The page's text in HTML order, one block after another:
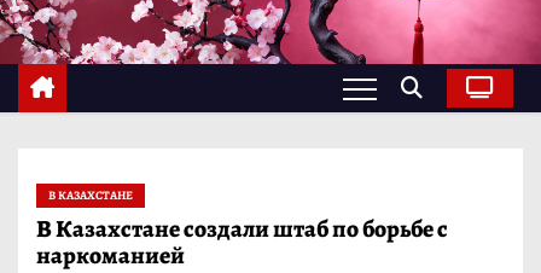
с
о
В КАЗАХСТАНЕ
В Казахстане создали штаб по борьбе с
наркоманией